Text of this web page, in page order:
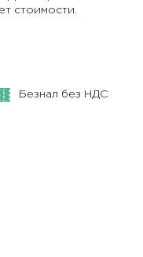
стоимости.
Безнал без НДС